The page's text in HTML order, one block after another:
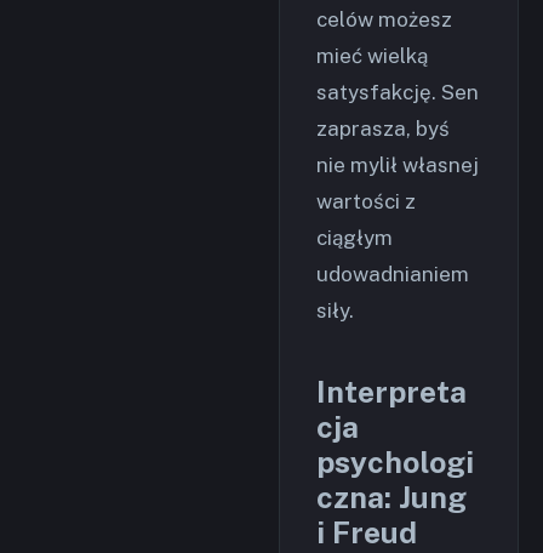
celów możesz
mieć wielką
satysfakcję. Sen
zaprasza, byś
nie mylił własnej
wartości z
ciągłym
udowadnianiem
siły.
Interpreta
cja
psychologi
czna: Jung
i Freud